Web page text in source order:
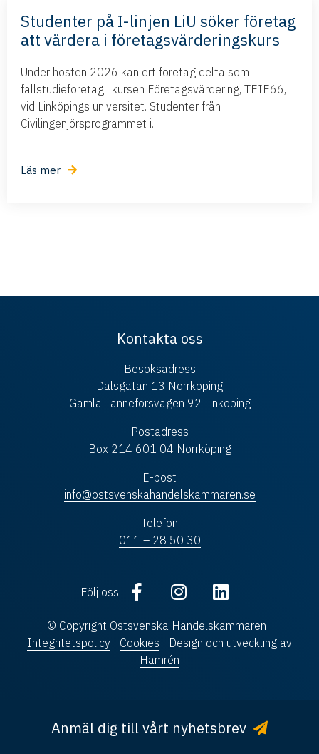
Studenter på I-linjen LiU söker företag
att värdera i företagsvärderingskurs
Under hösten 2026 kan ert företag delta som
fallstudieföretag i kursen Företagsvärdering, TEIE66,
vid Linköpings universitet. Studenter från
Civilingenjörsprogrammet i...
Läs mer
Kontakta oss
Besöksadress
Dalsgatan 13 Norrköping
Gamla Tanneforsvägen 92 Linköping
Postadress
Box 214 601 04 Norrköping
E-post
info@ostsvenskahandelskammaren.se
Telefon
011 – 28 50 30
Följ oss
© Copyright Östsvenska Handelskammaren ·
Integritetspolicy · Cookies · Design och utveckling av
Hamrén
Anmäl dig till vårt nyhetsbrev